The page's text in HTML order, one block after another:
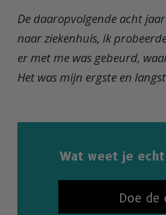
De daaropvolgende acht
naar ziekenhuis, ik
er met me was gebeurd,
Het was mijn ergste en
Wat weet je
Doe de